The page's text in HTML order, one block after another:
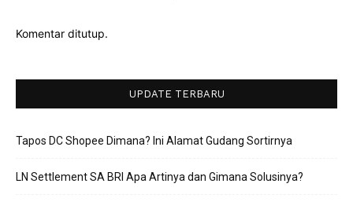
Komentar ditutup.
UPDATE TERBARU
Tapos DC Shopee Dimana? Ini Alamat Gudang Sortirnya
LN Settlement SA BRI Apa Artinya dan Gimana Solusinya?